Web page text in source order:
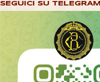
SEGUICI SU TELEGRAM